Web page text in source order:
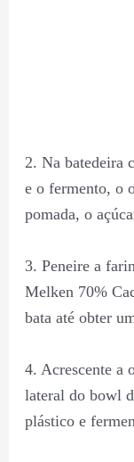
2. Na batedeira
e o fermento, o
pomada, o
3. Peneire a
Melken 70%
bata até obter
4. Acrescente a
lateral do bowl
plástico e